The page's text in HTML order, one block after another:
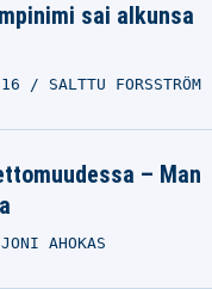
sai alkunsa
SALTTU FORSSTRÖM
– Man
JONI AHOKAS